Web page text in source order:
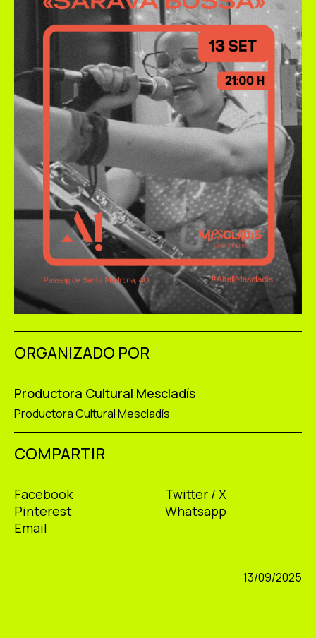
ORGANIZADO POR
Productora Cultural Mescladís
Productora Cultural Mescladís
COMPARTIR
Facebook
Twitter / X
Pinterest
Whatsapp
Email
13/09/2025